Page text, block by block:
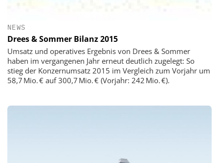
NEWS
Drees & Sommer Bilanz 2015
Umsatz und operatives Ergebnis von Drees & Sommer
haben im vergangenen Jahr erneut deutlich zugelegt: So
stieg der Konzernumsatz 2015 im Vergleich zum Vorjahr um
58,7 Mio. € auf 300,7 Mio. € (Vorjahr: 242 Mio. €).